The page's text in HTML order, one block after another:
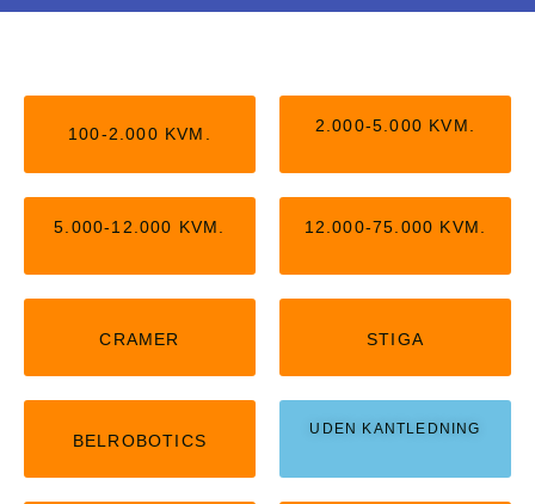
Nu kan du få Stiga robotter, der arbejder helt
uden kantledning. Kan passe op til 5.000
100-2.000 KVM. 2.000-5.000 KVM.
5.000-12.000 KVM. 12.000-75.000 KVM.
CRAMER STIGA
BELROBOTICS
UDEN KANTLEDNING